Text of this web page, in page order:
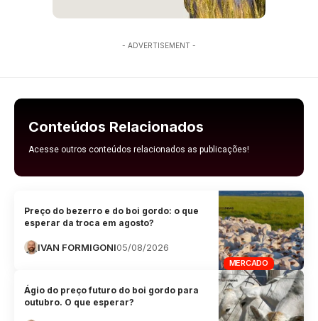
- ADVERTISEMENT -
Conteúdos Relacionados
Acesse outros conteúdos relacionados as publicações!
MERCADO
Preço do bezerro e do boi gordo: o que
esperar da troca em agosto?
IVAN FORMIGONI05/08/2026
Ágio do preço futuro do boi gordo para
outubro. O que esperar?